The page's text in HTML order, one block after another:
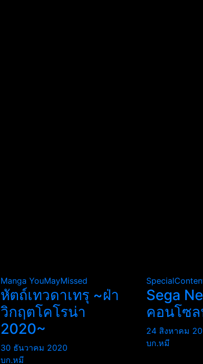
Manga YouMayMissed
หัตถ์เทวดาเทรุ ~ฝ่า
วิกฤตโคโรน่า
2020~
30 ธันวาคม 2020
บก.หมี
Sega
คอนโซ
24 สิงหาคม
บก.หมี